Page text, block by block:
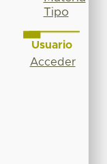
Tipo
Usuario
Acceder